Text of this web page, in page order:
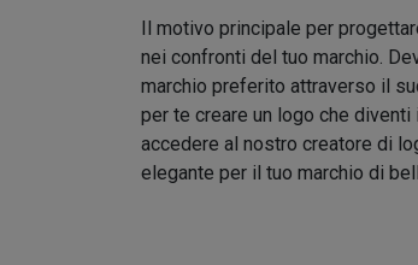
Il motivo principale per
nei confronti del tuo marchio.
marchio preferito attraverso il
per te creare un logo che
accedere al nostro creatore di
elegante per il tuo marchio di